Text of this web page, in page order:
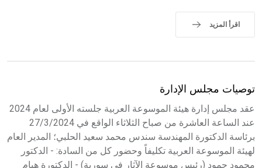
اقرأ المزيد
توصيات مجلس الإدارة
عقد مجلس إدارة هيئة الموسوعة العربية جلسته الأولى لعام 2024
عند الساعة العاشرة من صباح الثلاثاء الواقع في 27/3/2024
برئاسة الدكتورة المهندسة سندس محمد سعيد الحلبي؛ المدير العام
لهيئة الموسوعة العربية تكليفاً وحضور كل من السادة: - الدكتور
محمود حمود (رئيس موسوعة الآثار في سورية) - الدكتورة هيام